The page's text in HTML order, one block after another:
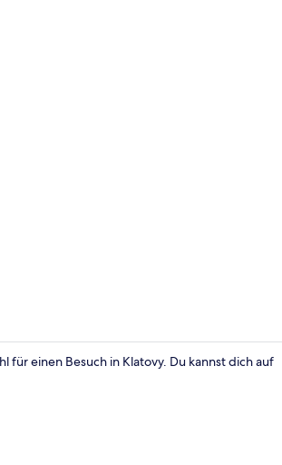
für einen Besuch in Klatovy. Du kannst dich auf